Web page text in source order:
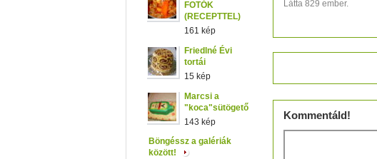
FOTÓK
(RECEPTTEL)
161 kép
Friedlné Évi
tortái
15 kép
Marcsi a
"koca"sütögető
143 kép
Böngéssz a galériák
között!
Látta 829 ember.
Kommentáld!